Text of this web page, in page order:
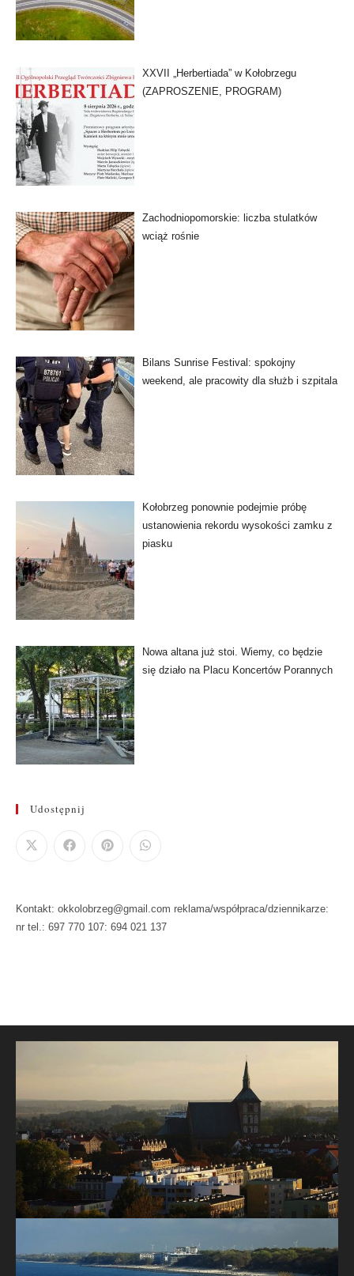
XXVII „Herbertiada” w Kołobrzegu
(ZAPROSZENIE, PROGRAM)
Zachodniopomorskie: liczba stulatków
wciąż rośnie
Bilans Sunrise Festival: spokojny
weekend, ale pracowity dla służb i szpitala
Kołobrzeg ponownie podejmie próbę
ustanowienia rekordu wysokości zamku z
piasku
Nowa altana już stoi. Wiemy, co będzie
się działo na Placu Koncertów Porannych
Udostępnij
Kontakt: okkolobrzeg@gmail.com reklama/współpraca/dziennikarze:
nr tel.: 697 770 107: 694 021 137